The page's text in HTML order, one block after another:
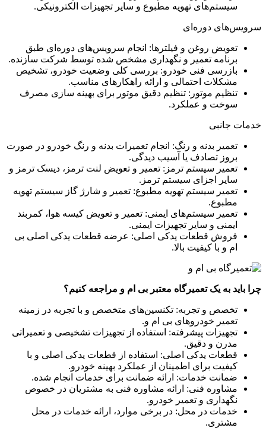
سیستم‌های تهویه مطبوع و سایر تجهیزات الکترونیکی.
سرویس‌های دوره‌ای
تعویض روغن و فیلترها: انجام سرویس‌های دوره‌ای طبق
برنامه تعمیر و نگهداری مشخص شده توسط شرکت سازنده.
بازرسی فنی خودرو: بررسی کلی وضعیت خودرو، تشخیص
مشکلات احتمالی و ارائه راهکارهای مناسب.
تنظیم موتور: تنظیم دقیق موتور برای بهینه سازی مصرف
سوخت و عملکرد.
خدمات جانبی
تعمیر بدنه و رنگ: انجام تعمیرات بدنه و رنگ خودرو در صورت
بروز تصادف یا آسیب دیدگی.
تعمیر سیستم ترمز: تعمیر و تعویض لنت ترمز، دیسک ترمز و
سایر اجزای سیستم ترمز.
تعمیر سیستم تهویه مطبوع: تعمیر و شارژ گاز سیستم تهویه
مطبوع.
تعمیر سیستم‌های ایمنی: تعمیر و تعویض کیسه هوا، کمربند
ایمنی و سایر تجهیزات ایمنی.
فروش قطعات یدکی اصلی: عرضه قطعات یدکی اصلی بی
ام و با کیفیت بالا.
چرا باید به یک تعمیرگاه معتبر بی ام و مراجعه کنیم؟
تخصص و تجربه: تکنسین‌های متخصص و با تجربه در زمینه
تعمیر خودروهای بی ام و.
تجهیزات پیشرفته: استفاده از تجهیزات تشخیصی و تعمیراتی
مدرن و دقیق.
قطعات یدکی اصلی: استفاده از قطعات یدکی اصلی و با
کیفیت برای اطمینان از عملکرد بهینه خودرو.
ضمانت خدمات: ارائه ضمانت برای خدمات انجام شده.
مشاوره فنی: ارائه مشاوره فنی به مشتریان در خصوص
نگهداری و تعمیر خودرو.
خدمات در محل: در برخی موارد، ارائه خدمات در محل
مشتری.